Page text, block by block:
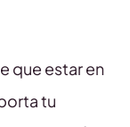
que estar en
tu